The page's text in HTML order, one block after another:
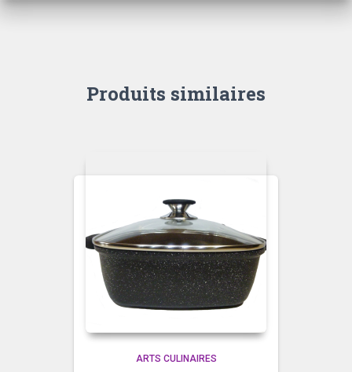
Produits similaires
ARTS CULINAIRES